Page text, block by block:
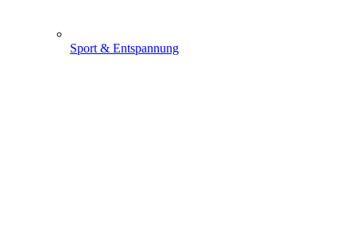
Sport & Entspannung